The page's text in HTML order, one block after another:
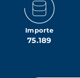
Importe
75.189